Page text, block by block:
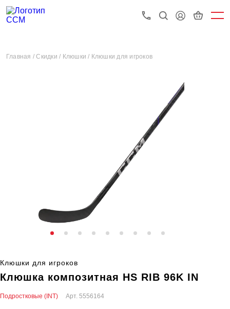
Главная /Скидки / Клюшки / Клюшки для игроков
Клюшки для игроков
Клюшка композитная HS RIB 96K IN
Подростковые (INT) Арт. 5556164